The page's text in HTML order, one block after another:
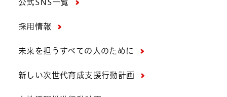
公式SNS一覧
採用情報
未来を担うすべての人のために
新しい次世代育成支援行動計画